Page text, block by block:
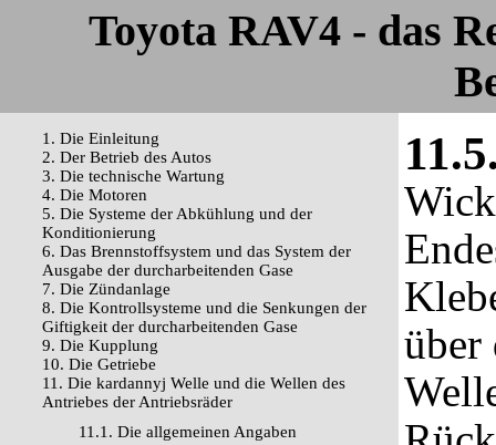
Toyota RAV4 - das
1. Die Einleitung
2. Der Betrieb des Autos
3. Die technische Wartung
4. Die Motoren
5. Die Systeme der Abkühlung und der
Konditionierung
6. Das Brennstoffsystem und das System der
Ausgabe der durcharbeitenden Gase
7. Die Zündanlage
8. Die Kontrollsysteme und die Senkungen der
Giftigkeit der durcharbeitenden Gase
9. Die Kupplung
10. Die Getriebe
11. Die kardannyj Welle und die Wellen des
Antriebes der Antriebsräder
11.1. Die allgemeinen Angaben
über